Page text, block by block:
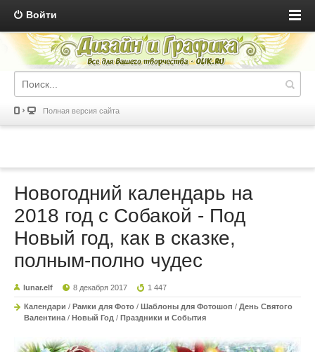
Войти
Полная версия сайта
Новогодний календарь на
2018 год с Собакой - Под
Новый год, как в сказке,
полным-полно чудес
lunar.elf 8 декабря 2017 1 447
Календари / Рамки для Фото / Шаблоны для Фотошоп / День Святого
Валентина / Новый Год / Праздники и События